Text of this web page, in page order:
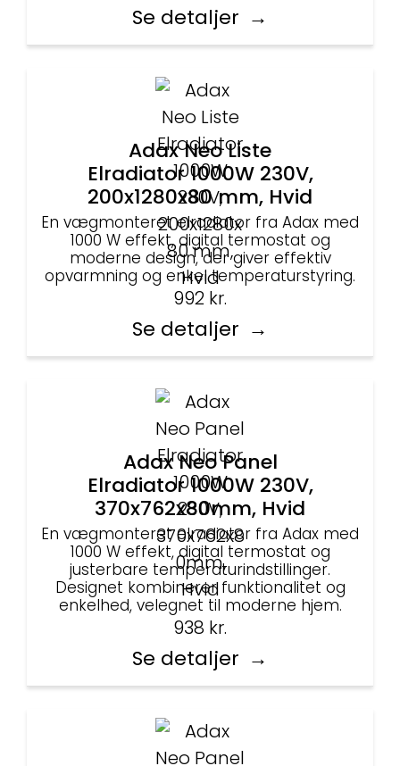
Se detaljer
Adax Neo Liste
Elradiator 1000W 230V,
200x1280x80 mm, Hvid
En vægmonteret elradiator fra Adax med
1000 W effekt, digital termostat og
moderne design, der giver effektiv
opvarmning og enkel temperaturstyring.
992 kr.
Se detaljer
Adax Neo Panel
Elradiator 1000W 230V,
370x762x80mm, Hvid
En vægmonteret elradiator fra Adax med
1000 W effekt, digital termostat og
justerbare temperaturindstillinger.
Designet kombinerer funktionalitet og
enkelhed, velegnet til moderne hjem.
938 kr.
Se detaljer